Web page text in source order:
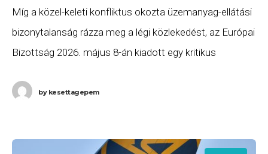
Míg a közel-keleti konfliktus okozta üzemanyag-ellátási
bizonytalanság rázza meg a légi közlekedést, az Európai
Bizottság 2026. május 8-án kiadott egy kritikus
vizet önt a
bykesettagepem